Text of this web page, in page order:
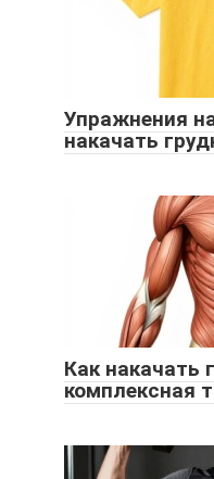
Упражнения
накачать
Как накачать
комплексная